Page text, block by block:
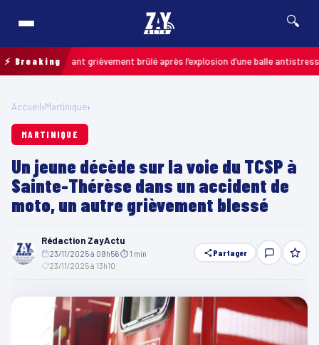
🔍
⚡ Breaking
: un enfant grièvement brûlé après l’explosion d’une balle antistress
Accueil›Martinique›
MARTINIQUE
Un jeune décède sur la voie du TCSP à
Sainte-Thérèse dans un accident de
moto, un autre grièvement blessé
Rédaction ZayActu
23/11/2025 à 09h56⏱ 1 min
23/11/2025 à 13h10
Partager